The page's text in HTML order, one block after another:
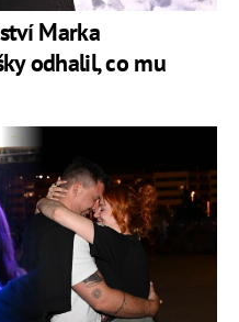
Marka
odhalil, co mu